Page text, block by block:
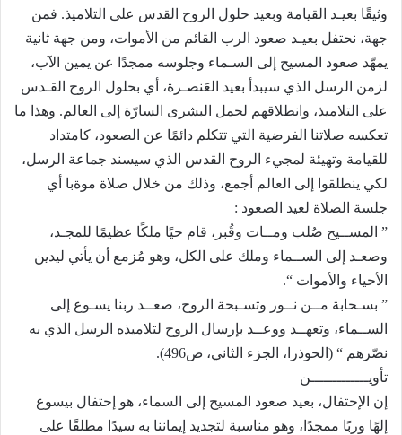
وثيقًا بعيـد القيامة وبعيد حلول الروح القدس على التلاميذ. فمن
جهة، نحتفل بعيـد صعود الرب القائم من الأموات، ومن جهة ثانية
يمهّد صعود المسيح إلى السـماء وجلوسه ممجدًا عن يمين الآب،
لزمن الرسل الذي سيبدأ بعيد العَنصـرة، أي بحلول الروح القـدس
على التلاميذ، وانطلاقهم لحمل البشرى السارّة إلى العالم. وهذا ما
تعكسه صلاتنا الفرضية التي تتكلم دائمًا عن الصعود، كامتداد
للقيامة وتهيئة لمجيء الروح القدس الذي سيسند جماعة الرسل،
لكي ينطلقوا إلى العالم أجمع، وذلك من خلال صلاة موةبا أي
جلسة الصلاة لعيد الصعود :
” المســيح صُلب ومــات وقُبر، قام حيًا ملكًا عظيمًا للمجـد،
وصعـد إلى الســماء وملك على الكل، وهو مُزمع أن يأتي ليدين
الأحياء والأموات “.
” بسـحابة مــن نــور وتسـبحة الروح، صعــد ربنا يسـوع إلى
الســماء، وتعهــد ووعــد بإرسال الروح لتلاميذه الرسل الذي به
نصّرهم “ (الحوذرا، الجزء الثاني، ص496).
تأويـــــــــــــن
إن الإحتفال، بعيد صعود المسيح إلى السماء، هو إحتفال بيسوع
إلهًا وربًا ممجدًا، وهو مناسبة لتجديد إيماننا به سيدًا مطلقًا على